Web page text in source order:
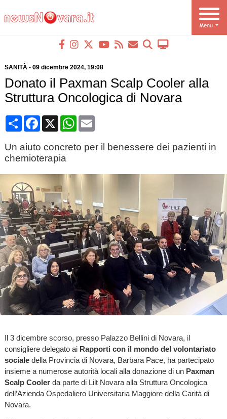
SANITÀ- 09 dicembre 2024, 19:08
Donato il Paxman Scalp Cooler alla
Struttura Oncologica di Novara
CondividiFacebook
X WhatsApp
Email
Un aiuto concreto per il benessere dei pazienti in
chemioterapia
Il 3 dicembre scorso, presso Palazzo Bellini di Novara, il
consigliere delegato ai Rapporti con il mondo del volontariato
socialedella Provincia di Novara, Barbara Pace, ha partecipato
insieme a numerose autorità locali alla donazione di un Paxman
Scalp Coolerda parte di Lilt Novara alla Struttura Oncologica
dell’Azienda Ospedaliero Universitaria Maggiore della Carità di
Novara.